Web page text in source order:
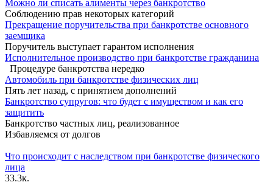
Можно ли списать алименты через банкротство
Соблюдению прав некоторых категорий
Прекращение поручительства при банкротстве основного
заемщика
Поручитель выступает гарантом исполнения
Исполнительное производство при банкротстве гражданина
Процедуре банкротства нередко
Автомобиль при банкротстве физических лиц
Пять лет назад, с принятием дополнений
Банкротство супругов: что будет с имуществом и как его
защитить
Банкротство частных лиц, реализованное
Избавляемся от долгов
Что происходит с наследством при банкротстве физического
лица
33.3к.